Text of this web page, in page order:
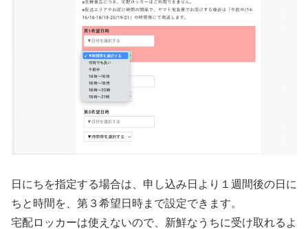
日にちを指定する場合は、申し込み日より１週間後の日に
ちと時間を、第３希望日時まで設定できます。
宅配ロッカーは使えないので、新鮮なうちに受け取れるよ